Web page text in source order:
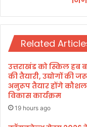
द
र्शि
ता
के
लि
ए
स्व
Related
उत्तराखंड को स्किल हब
की तैयारी, उद्योगों की
अनुरूप तैयार होंगे कौशल
विकास कार्यक्रम
19 hours ago